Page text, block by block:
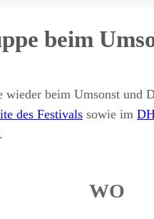
beim
beim Umsonst und
des Festivals sowie im
WO